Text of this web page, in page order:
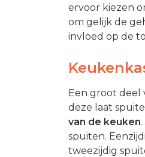
ervoor kiezen
om gelijk de
invloed op de
Een groot deel
deze laat
van de keuken
spuiten.
tweezijdig